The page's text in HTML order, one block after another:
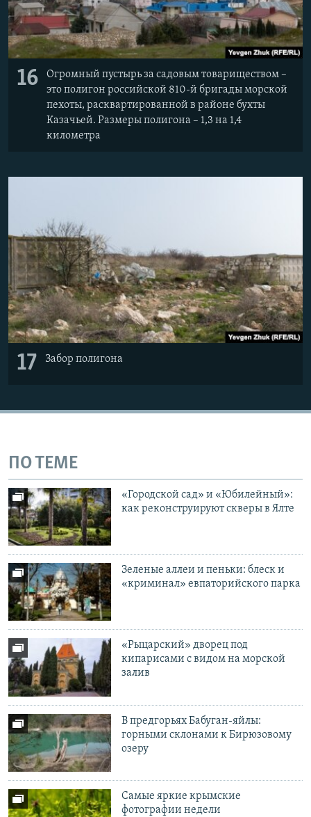
16
Огромный пустырь за садовым товариществом –
это полигон российской 810-й бригады морской
пехоты, расквартированной в районе бухты
Казачьей. Размеры полигона – 1,3 на 1,4
километра
17 Забор полигона
ПО ТЕМЕ
«Городской сад» и «Юбилейный»:
как реконструируют скверы в Ялте
Зеленые аллеи и пеньки: блеск и
«криминал» евпаторийского парка
«Рыцарский» дворец под
кипарисами с видом на морской
залив
В предгорьях Бабуган-яйлы:
горными склонами к Бирюзовому
озеру
Самые яркие крымские
фотографии недели